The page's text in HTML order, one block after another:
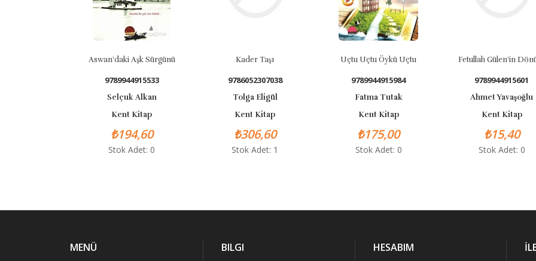
Aswan'daki Aşk Sürgünü
9789944915533
Selçuk Alkan
Kent Kitap
₺194,60
Stok Adet: 0
Kader Taşı
9786052307038
Tolga Eligül
Kent Kitap
₺306,60
Stok Adet: 1
Uçtu Uçtu Öykü Uçtu
9789944915984
Fatma Tutak
Kent Kitap
₺175,00
Stok Adet: 0
Fetullah Gülen'in Dönüşü
9789944915601
Ahmet Yavaşoğlu
Kent Kitap
₺15,40
Stok Adet: 0
MENÜ BILGI HESABIM